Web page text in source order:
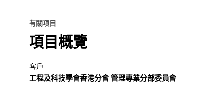
有關項目
項目概覽
客戶
工程及科技學會香港分會 管理專業分部委員會